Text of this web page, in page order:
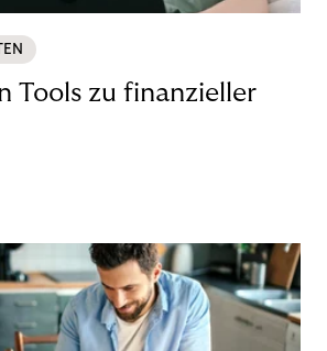
Tools zu finanzieller